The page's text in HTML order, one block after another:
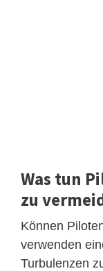
Was tun
zu
Können
verwenden
Turbulenzen